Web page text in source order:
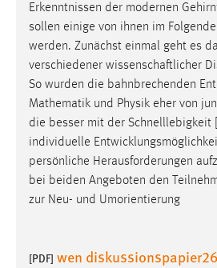
Erkenntnissen der modernen
sollen einige von ihnen im
werden. Zunächst einmal geht es
verschiedener wissenschaftlicher
So wurden die bahnbrechenden
Mathematik und Physik eher von
die besser mit der Schnelllebigkeit
individuelle
persönliche Herausforderungen
bei beiden Angeboten den
zur Neu- und Umorientierung
[PDF] wen diskussionspapier26
EXTERNE MEDIEN
Um Inhalte von
Plattformen anzeigen zu können,
externen Medien Cookies
YouTube
Vimeo